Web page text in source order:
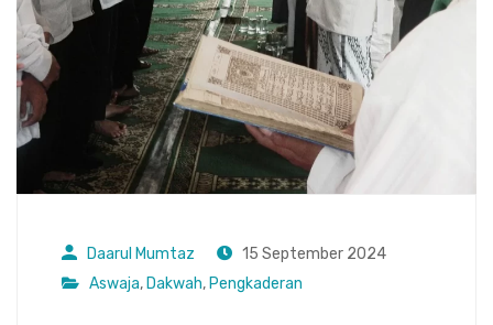
Daarul Mumtaz
15 September 2024
Aswaja, Dakwah, Pengkaderan